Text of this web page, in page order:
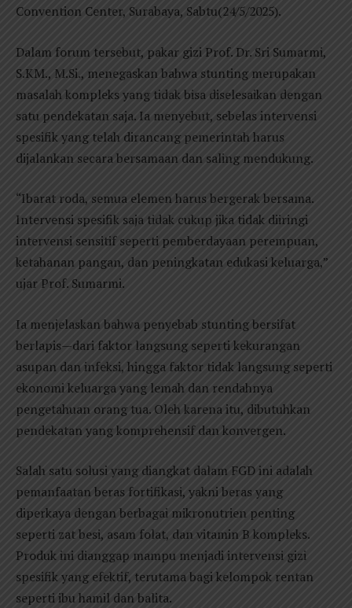
Convention Center, Surabaya, Sabtu(24/5/2025).
Dalam forum tersebut, pakar gizi Prof. Dr. Sri Sumarmi,
S.KM., M.Si., menegaskan bahwa stunting merupakan
masalah kompleks yang tidak bisa diselesaikan dengan
satu pendekatan saja. Ia menyebut, sebelas intervensi
spesifik yang telah dirancang pemerintah harus
dijalankan secara bersamaan dan saling mendukung.
“Ibarat roda, semua elemen harus bergerak bersama.
Intervensi spesifik saja tidak cukup jika tidak diiringi
intervensi sensitif seperti pemberdayaan perempuan,
ketahanan pangan, dan peningkatan edukasi keluarga,”
ujar Prof. Sumarmi.
Ia menjelaskan bahwa penyebab stunting bersifat
berlapis—dari faktor langsung seperti kekurangan
asupan dan infeksi, hingga faktor tidak langsung seperti
ekonomi keluarga yang lemah dan rendahnya
pengetahuan orang tua. Oleh karena itu, dibutuhkan
pendekatan yang komprehensif dan konvergen.
Salah satu solusi yang diangkat dalam FGD ini adalah
pemanfaatan beras fortifikasi, yakni beras yang
diperkaya dengan berbagai mikronutrien penting
seperti zat besi, asam folat, dan vitamin B kompleks.
Produk ini dianggap mampu menjadi intervensi gizi
spesifik yang efektif, terutama bagi kelompok rentan
seperti ibu hamil dan balita.